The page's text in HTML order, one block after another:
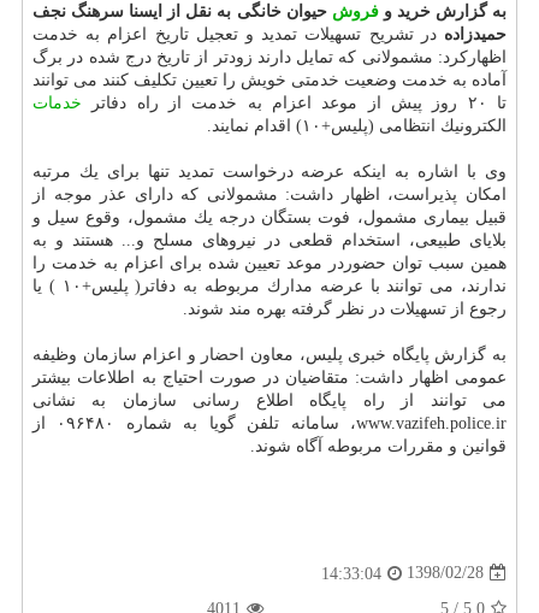
به گزارش خرید وفروش حیوان خانگی به نقل از ایسنا سرهنگ نجف
حمیدزادهدر تشریح تسهیلات تمدید و تعجیل تاریخ اعزام به خدمت
اظهاركرد: مشمولانی كه تمایل دارند زودتر از تاریخ درج شده در برگ
آماده به خدمت وضعیت خدمتی خویش را تعیین تكلیف كنند می توانند
تا ۲۰ روز پیش از موعد اعزام به خدمت از راه دفاتر
خدمات
الكترونیك انتظامی (پلیس+۱۰) اقدام نمایند.
وی با اشاره به اینكه عرضه درخواست تمدید تنها برای یك مرتبه
امكان پذیراست، اظهار داشت: مشمولانی كه دارای عذر موجه از
قبیل بیماری مشمول، فوت بستگان درجه یك مشمول، وقوع سیل و
بلایای طبیعی، استخدام قطعی در نیروهای مسلح و... هستند و به
همین سبب توان حضوردر موعد تعیین شده برای اعزام به خدمت را
ندارند، می توانند با عرضه مدارك مربوطه به دفاتر( پلیس+۱۰ ) یا
رجوع از تسهیلات در نظر گرفته بهره مند شوند.
به گزارش پایگاه خبری پلیس، معاون احضار و اعزام سازمان وظیفه
عمومی اظهار داشت: متقاضیان در صورت احتیاج به اطلاعات بیشتر
می توانند از راه پایگاه اطلاع رسانی سازمان به نشانی
www.vazifeh.police.ir، سامانه تلفن گویا به شماره ۰۹۶۴۸۰ از
قوانین و مقررات مربوطه آگاه شوند.
1398/02/28
14:33:04
5.0
/
5
4011